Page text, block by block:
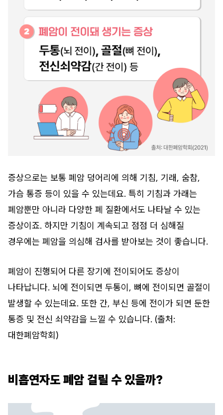
증상으로는 보통 폐암 덩어리에 의해 기침, 기래, 숨참,
가슴 통증 등이 있을 수 있는데요. 특히 기침과 가래는
폐암뿐만 아니라 다양한 폐 질환에서도 나타날 수 있는
증상이죠. 하지만 기침이 계속되고 점점 더 심해질
경우에는 폐암을 의심해 검사를 받아보는 것이 좋습니다.
폐암이 진행되어 다른 장기에 전이되어도 증상이
나타납니다. 뇌에 전이되면 두통이, 뼈에 전이되면 골절이
발생할 수 있는데요. 또한 간, 부신 등에 전이가 되면 둔한
통증 및 전신 쇠약감을 느낄 수 있습니다. (출처:
대한폐암학회)
비흡연자도 폐암 걸릴 수 있을까?